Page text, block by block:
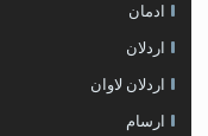
ادمان
اردلان
اردلان لاوان
ارسام